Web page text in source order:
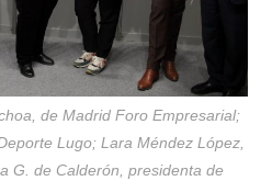
de Madrid Foro Empresarial;
Lugo; Lara Méndez López,
G. de Calderón, presidenta de